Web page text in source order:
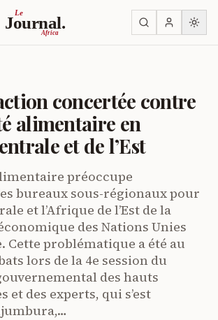
Le
Journal.
Africa
concertée contre
alimentaire en
et de l’Est
préoccupe
bureaux sous-régionaux pour
et l’Afrique de l’Est de la
des Nations Unies
Cette problématique a été au
lors de la 4e session du
des hauts
des experts, qui s’est